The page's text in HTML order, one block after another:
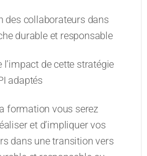
des collaborateurs dans
durable et responsable
l’impact de cette stratégie
adaptés
formation vous serez
et d’impliquer vos
dans une transition vers